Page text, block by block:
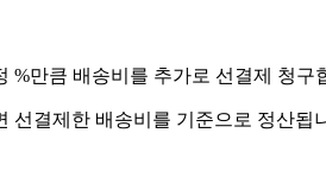
만큼 배송비를 추가로 선결제 청구
선결제한 배송비를 기준으로 정산됩